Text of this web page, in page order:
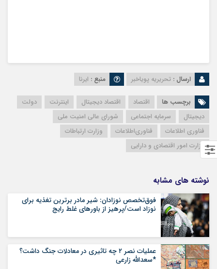
ارسال : تحریریه پویاخبر منبع : ایرنا
برچسب ها اقتصاد اقتصاد دیجیتال اینترنت
دولت
دیجیتال
سرمایه اجتماعی
شورای عالی امنیت ملی
فناوری اطلاعات
فناوری‌اطلاعات
وزارت ارتباطات
وزارت امور اقتصادی و دارایی
نوشته های مشابه
فوق‌تخصص نوزادان: شیر مادر برترین تغذیه برای
نوزاد است/پرهیز از باورهای غلط رایج
عملیات نصر ۲ چه تاثیری در معادلات جنگ داشت؟
*سعدالله زارعی